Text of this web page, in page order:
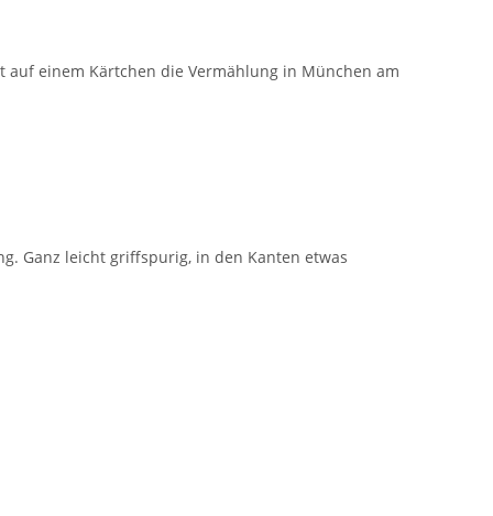
auf einem Kärtchen die Vermählung in München am
Ganz leicht griffspurig, in den Kanten etwas